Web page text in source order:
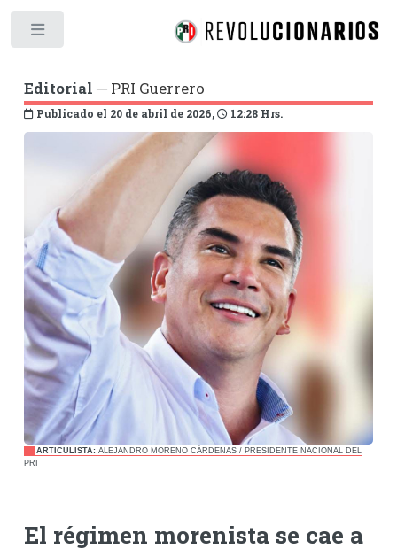
Editorial ─ PRI Guerrero
Publicado el 20 de abril de 2026, 12:28 Hrs.
El régimen morenista se cae a
ARTICULISTA:ALEJANDRO MORENO CÁRDENAS / PRESIDENTE NACIONAL DEL
PRI